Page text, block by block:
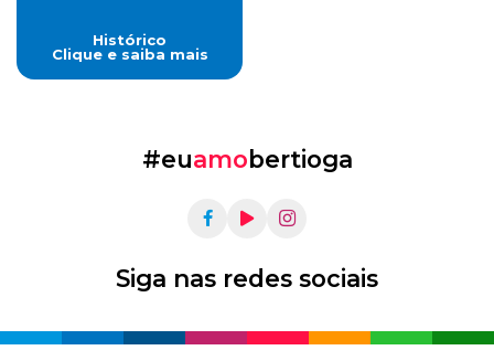
Histórico
Clique e saiba mais
#euamobertioga
Siga nas redes sociais